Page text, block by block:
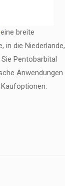
eine breite
in die Niederlande,
Pentobarbital
Anwendungen